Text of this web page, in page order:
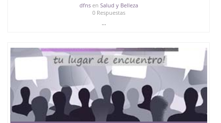
dfnsen Salud y Belleza
0 Respuestas
...